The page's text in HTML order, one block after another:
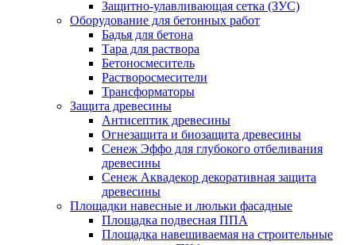
Защитно-улавливающая сетка (ЗУС)
Оборудование для бетонных работ
Бадья для бетона
Тара для раствора
Бетоносмеситель
Растворосмесители
Трансформаторы
Защита древесины
Антисептик древесины
Огнезащита и биозащита древесины
Сенеж Эффо для глубокого отбеливания
древесины
Сенеж Аквадекор декоративная защита
древесины
Площадки навесные и люльки фасадные
Площадка подвесная ППА
Площадка навешиваемая на строительные